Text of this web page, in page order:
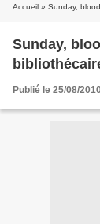
Accueil » Sunday,
Sunday,
Publié le 25/08/